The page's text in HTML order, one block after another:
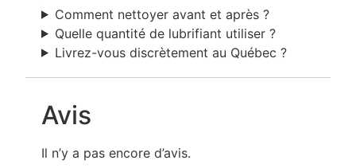
Comment nettoyer avant et après ?
Quelle quantité de lubrifiant utiliser ?
Livrez-vous discrètement au Québec ?
Avis
Il n’y a pas encore d’avis.